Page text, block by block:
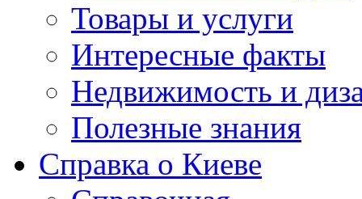
Товары и услуги
Интересные факты
Недвижимость и
Полезные знания
Справка о Киеве